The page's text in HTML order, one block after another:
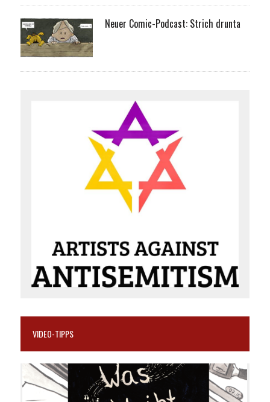
Neuer Comic-Podcast: Strich drunta
VIDEO-TIPPS